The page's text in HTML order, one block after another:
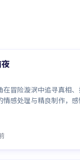
在冒险漩涡中追寻真相
情感处理与精良制作，
。